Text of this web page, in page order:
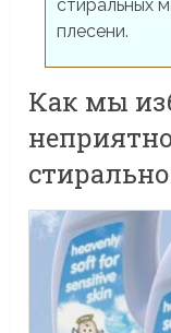
стиральных
плесени.
Как мы